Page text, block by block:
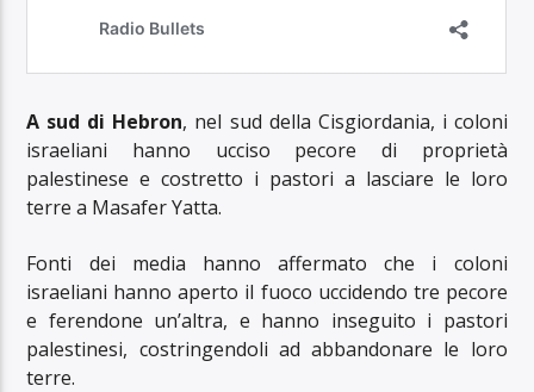
A sud di Hebron, nel sud della Cisgiordania, i coloni
israeliani hanno ucciso pecore di proprietà
palestinese e costretto i pastori a lasciare le loro
terre a Masafer Yatta.
Fonti dei media hanno affermato che i coloni
israeliani hanno aperto il fuoco uccidendo tre pecore
e ferendone un’altra, e hanno inseguito i pastori
palestinesi, costringendoli ad abbandonare le loro
terre.